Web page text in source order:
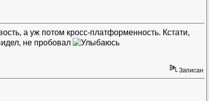
а уж потом кросс-платформенность. Кстати,
не пробовал
Записан